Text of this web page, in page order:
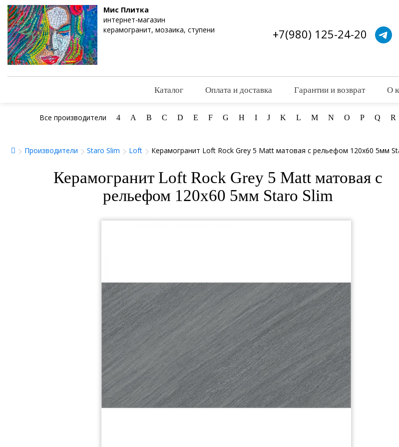
Мис Плитка
интернет-магазин
керамогранит, мозаика, ступени
+7(980) 125-24-20
Каталог Оплата и доставка Гарантии и возврат О
Все производители 4 A B C D E F G H I J K L M N O P Q R
Производители Staro Slim Loft Керамогранит Loft Rock Grey 5 Matt матовая с рельефом 120x60 5мм
Керамогранит Loft Rock Grey 5 Matt матовая с
рельефом 120x60 5мм Staro Slim